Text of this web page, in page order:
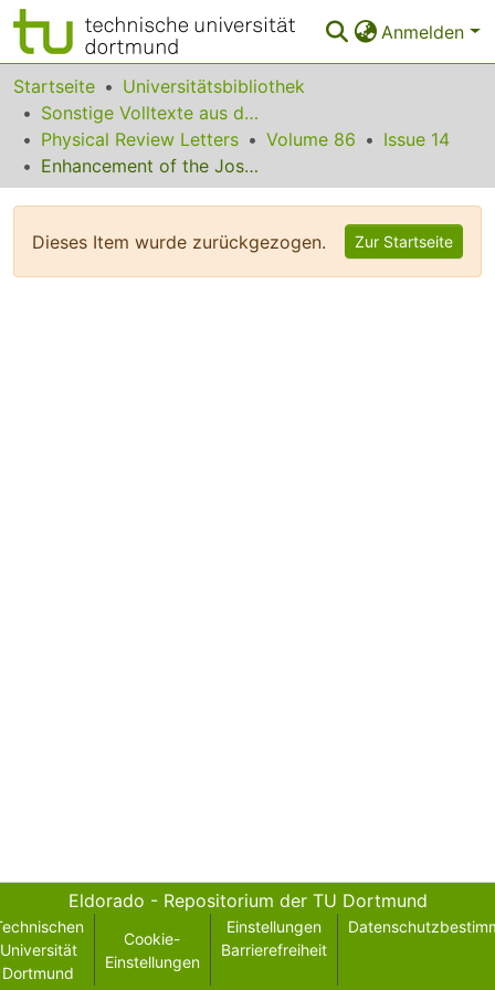
Anmelden
Bereiche & Sammlungen
Das gesamte Repositorium
Statistiken
Startseite
Universitätsbibliothek
Sonstige Volltexte aus dem Bibliotheksangebot
Physical Review Letters
Volume 86
Issue 14
Enhancement of the Josephson Current by an Exchange Field in Superconductor-Ferromagnet Structures
Dieses Item wurde zurückgezogen. Zur Startseite
Eldorado - Repositorium der TU Dortmund
Universität
Dortmund
Cookie-
Einstellungen
Einstellungen
Barrierefreiheit